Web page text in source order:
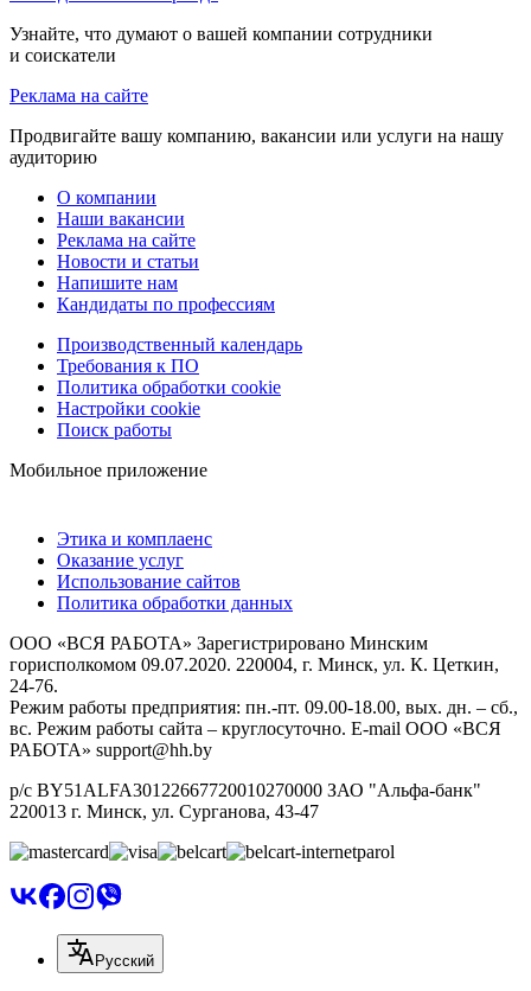
Узнайте, что думают о вашей компании сотрудники
и соискатели
Реклама на сайте
Продвигайте вашу компанию, вакансии или услуги на нашу
аудиторию
О компании
Наши вакансии
Реклама на сайте
Новости и статьи
Напишите нам
Кандидаты по профессиям
Производственный календарь
Требования к ПО
Политика обработки cookie
Настройки cookie
Поиск работы
Мобильное приложение
Этика и комплаенс
Оказание услуг
Использование сайтов
Политика обработки данных
ООО «ВСЯ РАБОТА» Зарегистрировано Минским
горисполкомом 09.07.2020. 220004, г. Минск, ул. К. Цеткин,
24-76.
Режим работы предприятия: пн.-пт. 09.00-18.00, вых. дн. – сб.,
вс. Режим работы сайта – круглосуточно. E-mail ООО «ВСЯ
РАБОТА» support@hh.by
р/с BY51ALFA30122667720010270000 ЗАО "Альфа-банк"
220013 г. Минск, ул. Сурганова, 43‑47
Русский